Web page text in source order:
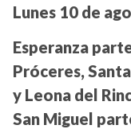
Lunes 10 de
Esperanza
Próceres,
y Leona del
San Miguel